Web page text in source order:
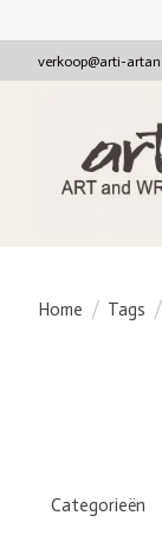
verkoop@arti-
Home / Tags /
Categorieën